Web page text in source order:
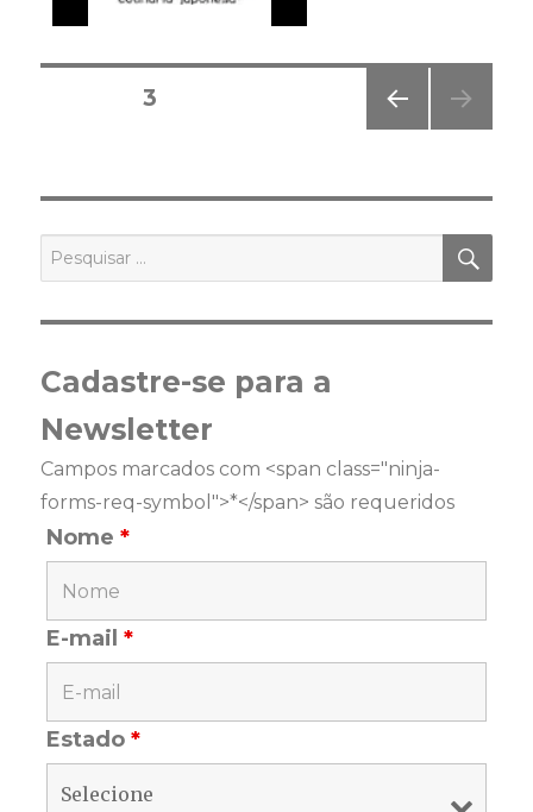
Posts
ERIO
R
PÁGINA3
por:
Cadastre-se para a
Newsletter
Campos marcados com <span class="ninja-
forms-req-symbol">*</span> são requeridos
Nome*
E-mail*
Estado*